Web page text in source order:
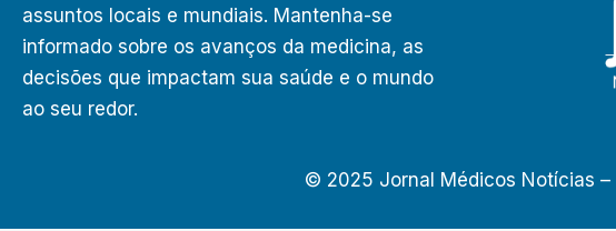
assuntos locais e mundiais. Mantenha-se
informado sobre os avanços da medicina, as
decisões que impactam sua saúde e o mundo
ao seu redor.
© 2025 Jornal Médicos Notícias –